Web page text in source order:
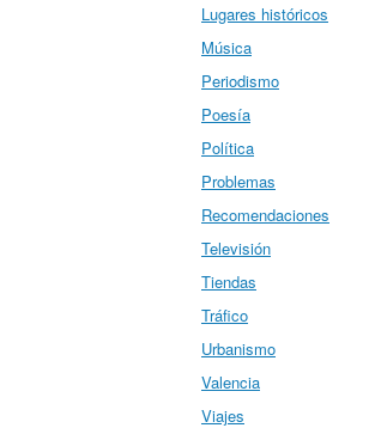
Lugares históricos
Música
Periodismo
Poesía
Política
Problemas
Recomendaciones
Televisión
Tiendas
Tráfico
Urbanismo
Valencia
Viajes